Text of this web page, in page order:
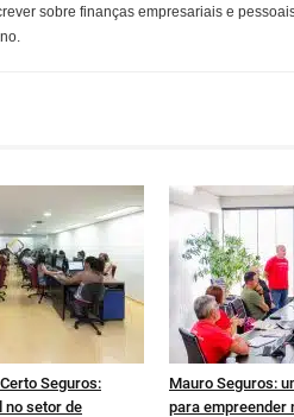
sobre finanças empresariais e
Seguros:
no setor de
Mauro Seguros:
para empreender